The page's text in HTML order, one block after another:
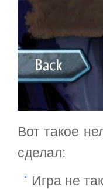
Вот такое
сделал:
Игра не